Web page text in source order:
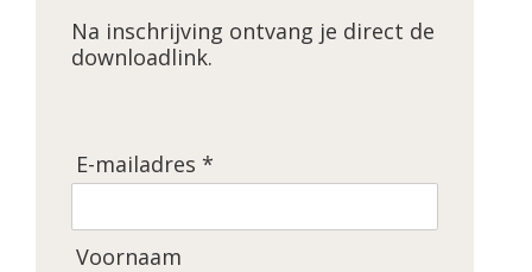
Na inschrijving ontvang je direct de
downloadlink.
E-mailadres *
Voornaam